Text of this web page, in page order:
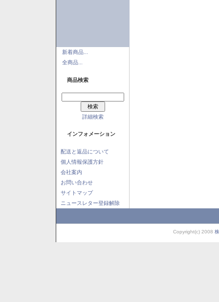
新着商品...
全商品...
商品検索
詳細検索
インフォメーション
配送と返品について
個人情報保護方針
会社案内
お問い合わせ
サイトマップ
ニュースレター登録解除
Copyright(c) 2008